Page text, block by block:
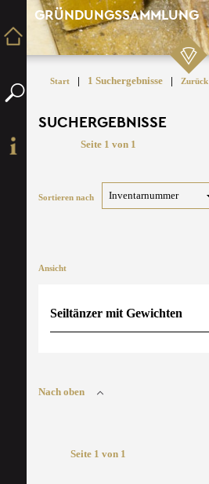
GRÜNDUNGSSAMMLUNG
Start | 1 Suchergebnisse | Zurück
SUCHERGEBNISSE
Seite 1 von 1
Sortieren nach
Ansicht
Seiltänzer mit Gewichten
Nach oben
Seite 1 von 1